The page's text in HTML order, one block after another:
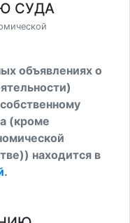
СУДА
объявлениях о
(кроме
находится в
.